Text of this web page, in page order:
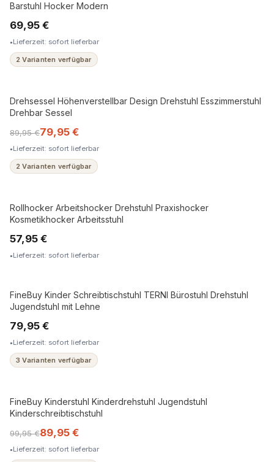
Barstuhl Hocker Modern
69,95 €
Lieferzeit: sofort lieferbar
2 Varianten verfügbar
Drehsessel Höhenverstellbar Design Drehstuhl Esszimmerstuhl
Drehbar Sessel
89,95 €79,95 €
Lieferzeit: sofort lieferbar
2 Varianten verfügbar
Rollhocker Arbeitshocker Drehstuhl Praxishocker
Kosmetikhocker Arbeitsstuhl
57,95 €
Lieferzeit: sofort lieferbar
FineBuy Kinder Schreibtischstuhl TERNI Bürostuhl Drehstuhl
Jugendstuhl mit Lehne
79,95 €
Lieferzeit: sofort lieferbar
3 Varianten verfügbar
FineBuy Kinderstuhl Kinderdrehstuhl Jugendstuhl
Kinderschreibtischstuhl
99,95 €89,95 €
Lieferzeit: sofort lieferbar